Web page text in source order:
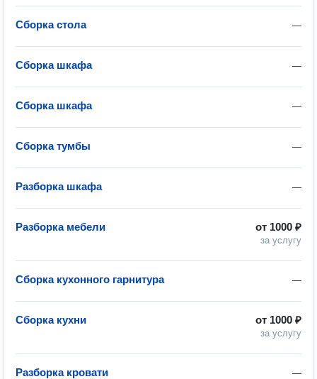
—
Сборка стола
—
Сборка шкафа
—
Сборка шкафа
—
Сборка тумбы
—
Разборка шкафа
от 1000 ₽
за услугу
Разборка мебели
—
Сборка кухонного гарнитура
от 1000 ₽
за услугу
Сборка кухни
—
Разборка кровати